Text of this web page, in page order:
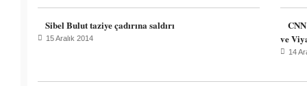
Sibel Bulut taziye çadırına saldırı
15 Aralık 2014
ve
14